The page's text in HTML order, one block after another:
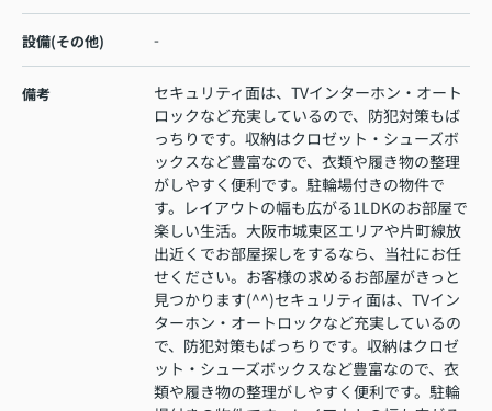
設備(その他) -
備考
セキュリティ面は、TVインターホン・オート
ロックなど充実しているので、防犯対策もば
っちりです。収納はクロゼット・シューズボ
ックスなど豊富なので、衣類や履き物の整理
がしやすく便利です。駐輪場付きの物件で
す。レイアウトの幅も広がる1LDKのお部屋で
楽しい生活。大阪市城東区エリアや片町線放
出近くでお部屋探しをするなら、当社にお任
せください。お客様の求めるお部屋がきっと
見つかります(^^)セキュリティ面は、TVイン
ターホン・オートロックなど充実しているの
で、防犯対策もばっちりです。収納はクロゼ
ット・シューズボックスなど豊富なので、衣
類や履き物の整理がしやすく便利です。駐輪